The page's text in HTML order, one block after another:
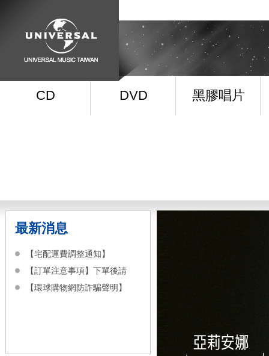
CD DVD 黑膠唱片
最新消息
【宅配運費調整通知】
【訂單注意事項】下單後請
【環球購物網防詐騙聲明】